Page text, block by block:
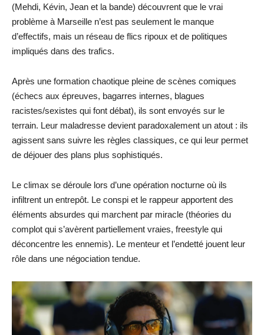
(Mehdi, Kévin, Jean et la bande) découvrent que le vrai
problème à Marseille n’est pas seulement le manque
d’effectifs, mais un réseau de flics ripoux et de politiques
impliqués dans des trafics.
Après une formation chaotique pleine de scènes comiques
(échecs aux épreuves, bagarres internes, blagues
racistes/sexistes qui font débat), ils sont envoyés sur le
terrain. Leur maladresse devient paradoxalement un atout : ils
agissent sans suivre les règles classiques, ce qui leur permet
de déjouer des plans plus sophistiqués.
Le climax se déroule lors d’une opération nocturne où ils
infiltrent un entrepôt. Le conspi et le rappeur apportent des
éléments absurdes qui marchent par miracle (théories du
complot qui s’avèrent partiellement vraies, freestyle qui
déconcentre les ennemis). Le menteur et l’endetté jouent leur
rôle dans une négociation tendue.